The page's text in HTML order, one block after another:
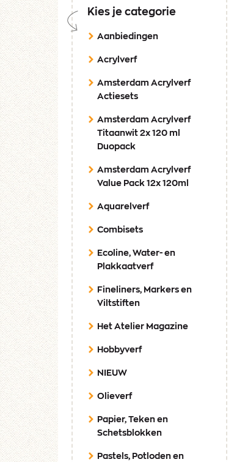
Kies je categorie
Aanbiedingen
Acrylverf
Amsterdam Acrylverf
Actiesets
Amsterdam Acrylverf
Titaanwit 2x 120 ml
Duopack
Amsterdam Acrylverf
Value Pack 12x 120ml
Aquarelverf
Combisets
Ecoline, Water- en
Plakkaatverf
Fineliners, Markers en
Viltstiften
Het Atelier Magazine
Hobbyverf
NIEUW
Olieverf
Papier, Teken en
Schetsblokken
Pastels, Potloden en